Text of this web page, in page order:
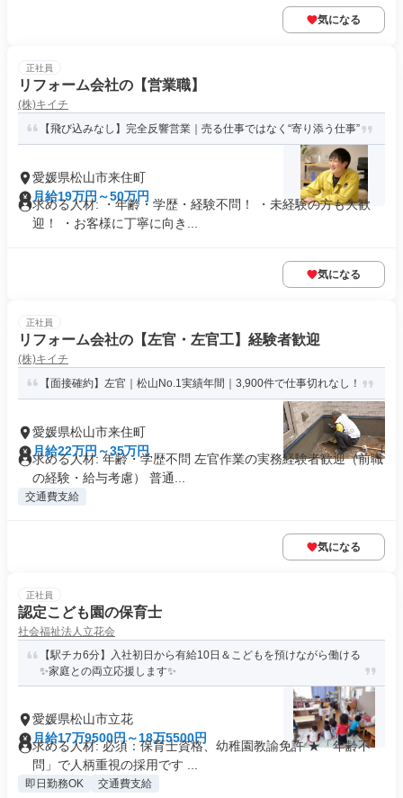
気になる
正社員
リフォーム会社の【営業職】
(株)キイチ
【飛び込みなし】完全反響営業｜売る仕事ではなく“寄り添う仕事”
愛媛県松山市来住町
月給19万円～50万円
求める人材: ・年齢・学歴・経験不問！ ・未経験の方も大歓
迎！ ・お客様に丁寧に向き...
気になる
正社員
リフォーム会社の【左官・左官工】経験者歓迎
(株)キイチ
【面接確約】左官｜松山No.1実績年間｜3,900件で仕事切れなし！
愛媛県松山市来住町
月給22万円～35万円
求める人材: 年齢・学歴不問 左官作業の実務経験者歓迎（前職
の経験・給与考慮） 普通...
交通費支給
気になる
正社員
認定こども園の保育士
社会福祉法人立花会
【駅チカ6分】入社初日から有給10日＆こどもを預けながら働ける
✨家庭との両立応援します✨
愛媛県松山市立花
月給17万9500円～18万5500円
求める人材: 必須：保育士資格、幼稚園教諭免許 ★「年齢不
問」で人柄重視の採用です ...
即日勤務OK 交通費支給